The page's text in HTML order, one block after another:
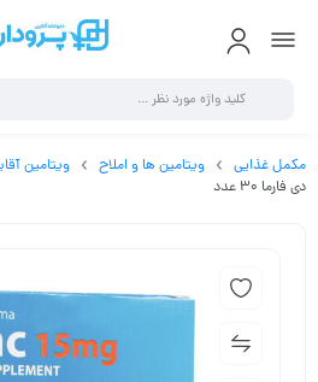
مکمل غذایی ویتامین ها و املاح ویتامین
دی فارما 30 عدد